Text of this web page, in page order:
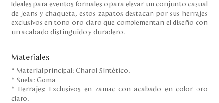
Ideales para eventos formales o para elevar un conjunto casual
de jeans y chaqueta, estos zapatos destacan por sus herrajes
exclusivos en tono oro claro que complementan el diseño con
un acabado distinguido y duradero.
Materiales
* Material principal: Charol Sintético.
* Suela: Goma
* Herrajes: Exclusivos en zamac con acabado en color oro
claro.